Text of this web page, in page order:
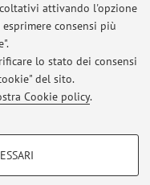
attivando l'opzione
consensi più
lo stato dei consensi
del sito.
Cookie policy.
del sito.
di Bologna - Via
IVA: 01131710376